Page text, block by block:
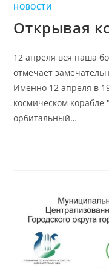
НОВОСТИ
Открывая
12 апреля вся наша
отмечает
Именно 12 апреля в
космическом
орбитальный…